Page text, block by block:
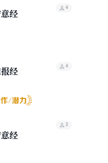
以想见印度当时佛教弘传的情
偏于直译。由于当时译经尚属
所以有些译文意义尚欠明白。
～171)中。随后，游历了江
故事，流传民间。晚年踪迹不
经
4
经
4
经
2